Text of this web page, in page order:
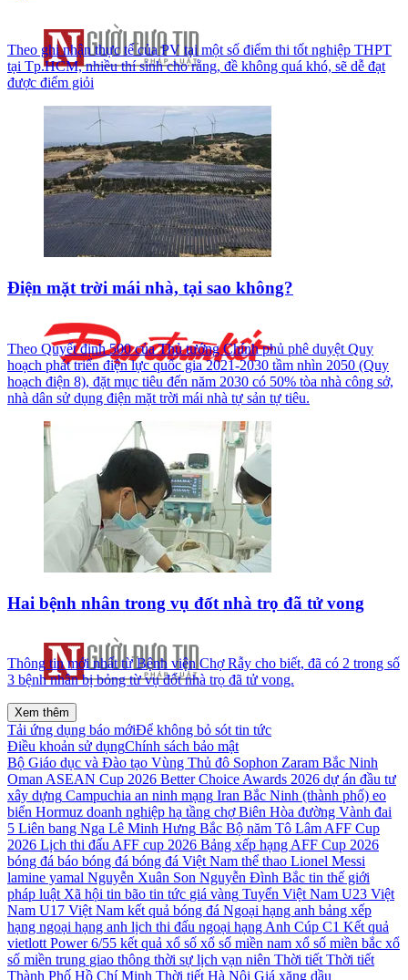
Theo ghi nhận thực tế của PV tại một số điểm thi tốt nghiệp THPT
tại Tp.HCM, nhiều thí sinh cho rằng, đề không quá khó, sẽ dễ đạt
được điểm giỏi
Điện mặt trời mái nhà, tại sao không?
Theo Quyết định 500 của Thủ tướng Chính phủ phê duyệt Quy
hoạch phát triển điện lực quốc gia 2021-2030 tầm nhìn 2050 (Quy
hoạch điện 8), đặt mục tiêu đến năm 2030 có 50% tòa nhà công sở,
nhà dân sử dụng điện mặt trời mái nhà tự sản tự tiêu.
Hai bệnh nhân trong vụ đốt nhà trọ đã tử vong
Thông tin mới nhất từ Bệnh viện Chợ Rẫy cho biết, đã có 2 trong số
3 bệnh nhân bị bỏng từ vụ đốt nhà trọ đã tử vong.
Xem thêm
Tải ứng dụng báo mớiĐể không bỏ sót tin tức
Điều khoản sử dụngChính sách bảo mật
Bộ Giáo dục và Đào tạo Vùng Thủ đô Sophon Zaram Bắc Ninh
Oman ASEAN Cup 2026 Better Choice Awards 2026 dự án đầu tư
xây dựng Campuchia an ninh mạng Iran Bắc Ninh (thành phố) eo
biển Hormuz doanh nghiệp hạ tầng chợ Biên Hòa đường Vành đai
5 Liên bang Nga Lê Minh Hưng Bắc Bộ năm Tô Lâm AFF Cup
2026 Lịch thi đấu AFF cup 2026 Bảng xếp hạng AFF Cup 2026
bóng đá báo bóng đá bóng đá Việt Nam thể thao Lionel Messi
lamine yamal Nguyễn Xuân Son Nguyễn Đình Bắc tin thế giới
pháp luật Xã hội tin bão tin tức giá vàng Tuyển Việt Nam U23 Việt
Nam U17 Việt Nam kết quả bóng đá Ngoại hạng anh bảng xếp
hạng ngoại hạng anh lịch thi đấu ngoại hạng Anh Cúp C1 Kết quả
vietlott Power 6/55 kết quả xổ số xổ số miền nam xổ số miền bắc xổ
số miền trung giao thông thời sự lịch vạn niên Thời tiết Thời tiết
Thành Phố Hồ Chí Minh Thời tiết Hà Nội Giá xăng dầu